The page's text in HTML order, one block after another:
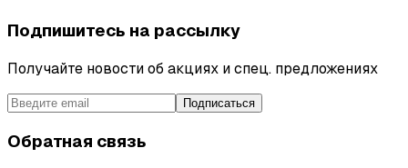
Подпишитесь на рассылку
Получайте новости об акциях и спец. предложениях
Подписаться
Обратная связь